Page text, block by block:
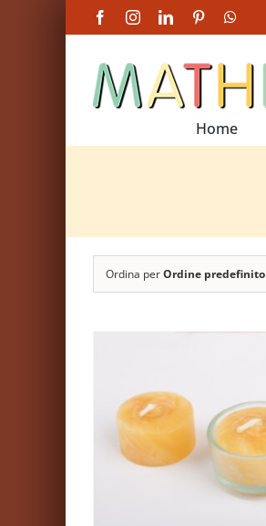
FacebookInstagramLinkedInPinterest
Home
Ordina perOrdine predefinito